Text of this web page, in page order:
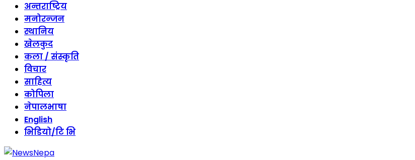
अन्तराष्ट्रिय
मनोरन्जन
स्थानिय
खेलकुद
कला / संस्कृति
विचार
साहित्य
कोपिला
नेपालभाषा
English
भिडियो/टि भि